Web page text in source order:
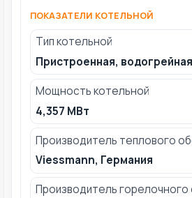
ПОКАЗАТЕЛИ КОТЕЛЬНОЙ
Тип котельной
Пристроенная, водогрейная
Мощность котельной
4,357 МВт
Производитель теплового
Viessmann, Германия
Производитель горелочного